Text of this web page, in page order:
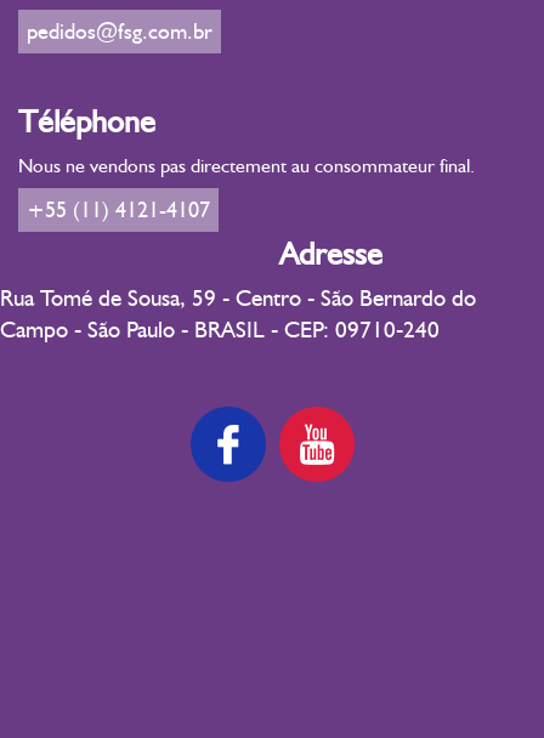
pedidos@fsg.com.br
Téléphone
Nous ne vendons pas directement au consommateur final.
+55 (11) 4121-4107
Adresse
Rua Tomé de Sousa, 59 - Centro - São Bernardo do
Campo - São Paulo - BRASIL - CEP: 09710-240